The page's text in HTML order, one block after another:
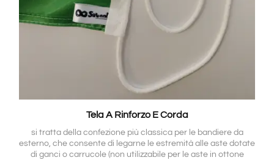
Tela A Rinforzo E Corda
si tratta della confezione più classica per le bandiere da
esterno, che consente di legarne le estremità alle aste dotate
di ganci o carrucole (non utilizzabile per le aste in ottone